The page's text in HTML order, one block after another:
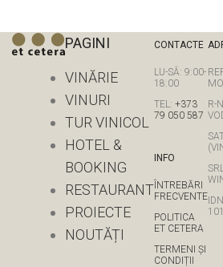
PAGINI
VINĂRIE
VINURI
TUR VINICOL
HOTEL &
BOOKING
RESTAURANT
PROIECTE
NOUTĂȚI
CONTACTE
LU-SÂ: 9:00-
18:00
TEL: +373
79 050 587
INFO
ÎNTREBĂRI
FRECVENTE
POLITICA
ET CETERA
TERMENI ȘI
CONDIȚII
R-